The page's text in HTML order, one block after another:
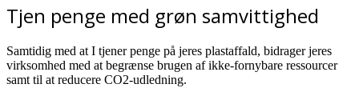
Tjen penge med grøn samvittighed
Samtidig med at I tjener penge på jeres plastaffald, bidrager jeres
virksomhed med at begrænse brugen af ikke-fornybare ressourcer
samt til at reducere CO2-udledning.